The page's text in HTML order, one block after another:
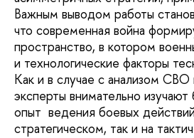
Важным выводом работы
что современная война
пространство, в котором
и технологические факторы
Как и в случае с анализом СВО
эксперты внимательно
опыт ведения боевых
стратегическом, так и на